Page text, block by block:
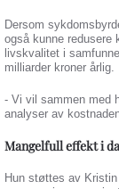
Dersom
også kunne redusere
livskvalitet i
milliarder kroner årlig.
- Vi vil sammen med
analyser av
Mangelfull effekt i
Hun støttes av